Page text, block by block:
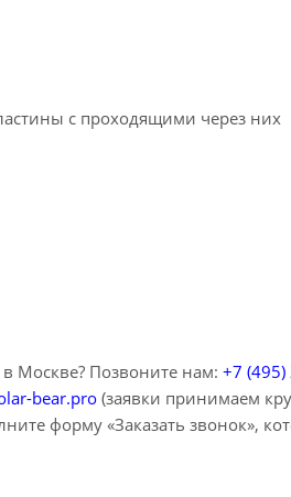
с проходящими через
Москве? Позвоните нам: +7
bear.pro(заявки принимаем
форму «Заказать звонок»,